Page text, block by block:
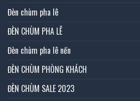
Đèn chùm pha lê
ĐÈN CHÙM PHA LÊ
Đèn chùm pha lê nến
ĐÈN CHÙM PHÒNG KHÁCH
ĐÈN CHÙM SALE 2023